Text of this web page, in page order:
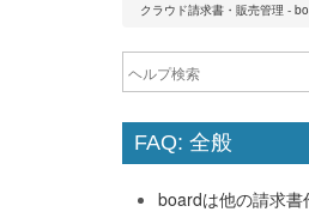
クラウド請求書・販売管理 -
FAQ: 全般
boardは他の請求